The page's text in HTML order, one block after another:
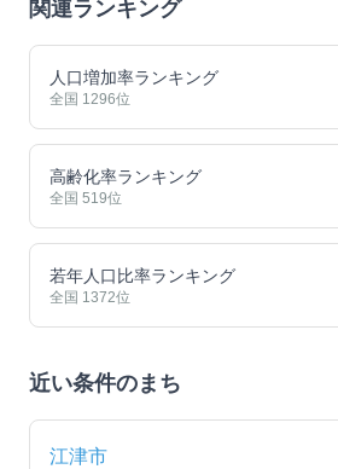
関連ランキング
人口増加率ランキング
全国 1296位
高齢化率ランキング
全国 519位
若年人口比率ランキング
全国 1372位
近い条件のまち
江津市